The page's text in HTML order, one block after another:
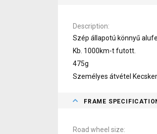
Description
Szép állapotú könnyű
Kb. 1000km-t futott.
475g
Személyes átvétel
FRAME
Road wheel size